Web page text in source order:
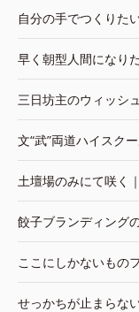
自分の手でつくりた
早く朝型人間になり
三日坊主のウィッシ
文“武”両道ハイスク
土壇場のみにて咲く
餃子ブランディング
ここにしかないもの
せっかちが止まらな